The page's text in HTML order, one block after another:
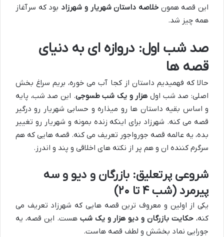
این قصه همونخلاصه داستان شهریار و شهرزاد بود که سرآغاز
همه چیز شد.
صد شب اول: دروازه ای به دنیای
قصه ها
حالا که فهمیدیم داستان از کجا آب می خوره، بریم سراغ بخش
اصلی: صد شب اول هزار و یک شب طسوجی. این صد شب، پایه
و اساس بقیه داستان ها رو میذاره و حسابی شهریار رو درگیر
قصه می کنه. شهرزاد برای اینکه زنده بمونه و شهریار رو تغییر
بده، یه عالمه قصه جورواجور تعریف می کنه. قصه هایی که هم
سرگرم کننده ان و هم پر از نکته های اخلاقی و پند و اندرز.
شروعی پرتعلیق: بازرگان و دیو و سه
پیرمرد (شب ۴ تا ۲۰)
یکی از اولین و معروف ترین قصه هایی که شهرزاد تعریف می
کنه، حکایت بازرگان و دیو هزار و یک شب هست. این قصه، یه
جورایی نماد بخشش و لطف قصه هاست.